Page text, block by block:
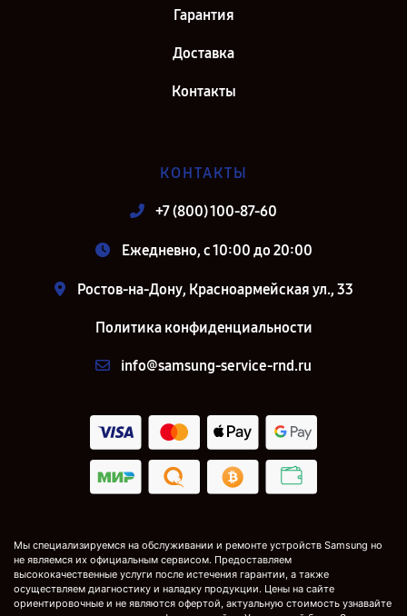
Гарантия
Доставка
Контакты
КОНТАКТЫ
+7 (800) 100-87-60
Ежедневно, с 10:00 до 20:00
Ростов-на-Дону, Красноармейская ул., 33
Политика конфиденциальности
info@samsung-service-rnd.ru
Мы специализируемся на обслуживании и ремонте устройств Samsung но
не являемся их официальным сервисом. Предоставляем
высококачественные услуги после истечения гарантии, а также
осуществляем диагностику и наладку продукции. Цены на сайте
ориентировочные и не являются офертой, актуальную стоимость узнавайте